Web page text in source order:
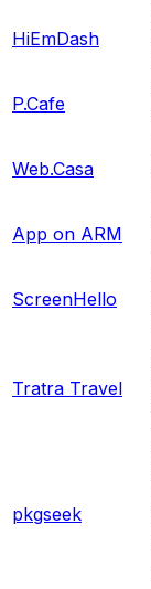
HiEmDash
P.Cafe
Web.Casa
App on ARM
ScreenHello
Tratra Travel
pkgseek